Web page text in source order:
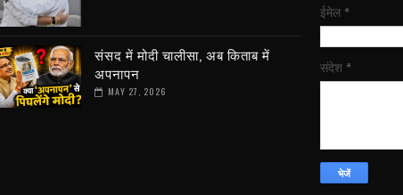
संसद में मोदी चालीसा, अब किताब में
अपनापन
MAY 27, 2026
ईमेल *
संदेश *